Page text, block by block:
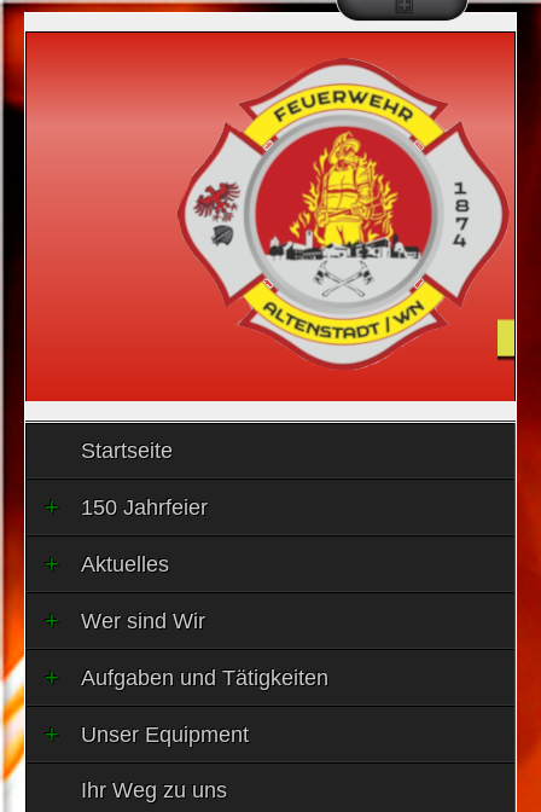
Startseite
150 Jahrfeier
Aktuelles
Wer sind Wir
Aufgaben und Tätigkeiten
Unser Equipment
Ihr Weg zu uns